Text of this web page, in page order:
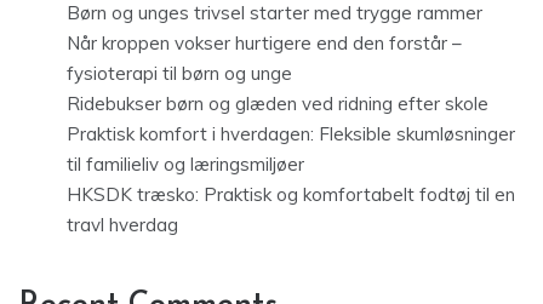
Børn og unges trivsel starter med trygge rammer
Når kroppen vokser hurtigere end den forstår –
fysioterapi til børn og unge
Ridebukser børn og glæden ved ridning efter skole
Praktisk komfort i hverdagen: Fleksible skumløsninger
til familieliv og læringsmiljøer
HKSDK træsko: Praktisk og komfortabelt fodtøj til en
travl hverdag